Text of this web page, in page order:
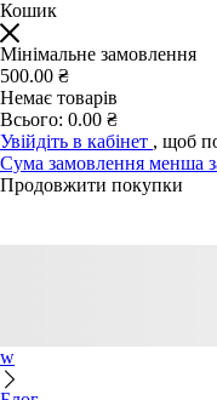
Кошик
Мінімальне замовлення
500.00 ₴
Немає товарів
Всього: 0.00 ₴
Увійдіть в кабінет , щоб
Сума замовлення менша
Продовжити покупки
w